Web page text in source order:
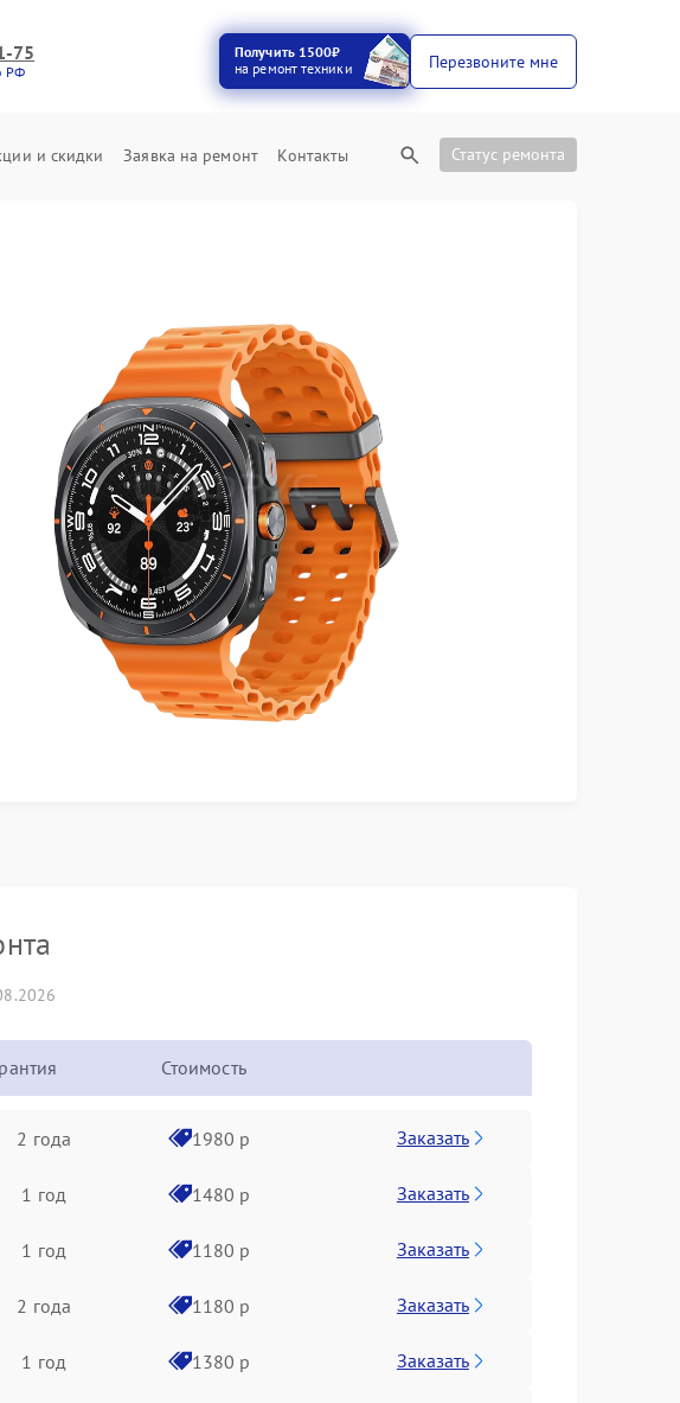
75
РФ
Получить 1500₽
на ремонт техники
Перезвоните мне
и скидки Заявка на ремонт Контакты Статус ремонта
Стоимость
2 года 1980 р Заказать
1 год 1480 р Заказать
1 год 1180 р Заказать
2 года 1180 р Заказать
1 год 1380 р Заказать